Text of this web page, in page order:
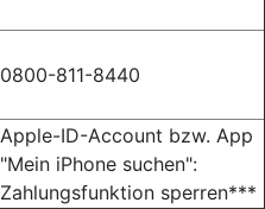
0800-811-8440
Apple-ID-Account bzw. App
"Mein iPhone suchen":
Zahlungsfunktion sperren***